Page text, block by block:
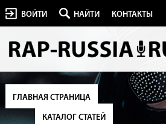
ВОЙТИ НАЙТИ КОНТАКТЫ
ГЛАВНАЯ СТРАНИЦА
КАТАЛОГ СТАТЕЙ